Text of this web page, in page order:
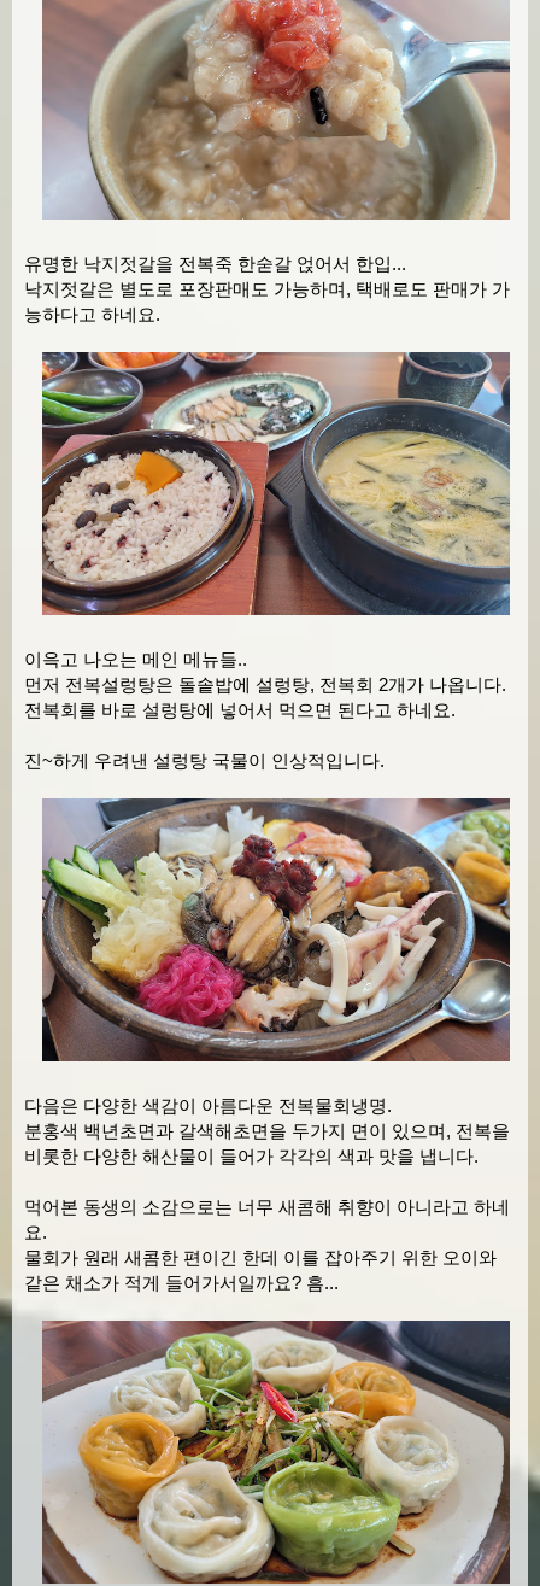
유명한 낙지젓갈을 전복죽 한숟갈 얹어서 한입...
낙지젓갈은 별도로 포장판매도 가능하며, 택배로도 판매가 가
능하다고 하네요.
이윽고 나오는 메인 메뉴들..
먼저 전복설렁탕은 돌솥밥에 설렁탕, 전복회 2개가 나옵니다.
전복회를 바로 설렁탕에 넣어서 먹으면 된다고 하네요.
진~하게 우려낸 설렁탕 국물이 인상적입니다.
다음은 다양한 색감이 아름다운 전복물회냉명.
분홍색 백년초면과 갈색해초면을 두가지 면이 있으며, 전복을
비롯한 다양한 해산물이 들어가 각각의 색과 맛을 냅니다.
먹어본 동생의 소감으로는 너무 새콤해 취향이 아니라고 하네
요.
물회가 원래 새콤한 편이긴 한데 이를 잡아주기 위한 오이와
같은 채소가 적게 들어가서일까요? 흠...